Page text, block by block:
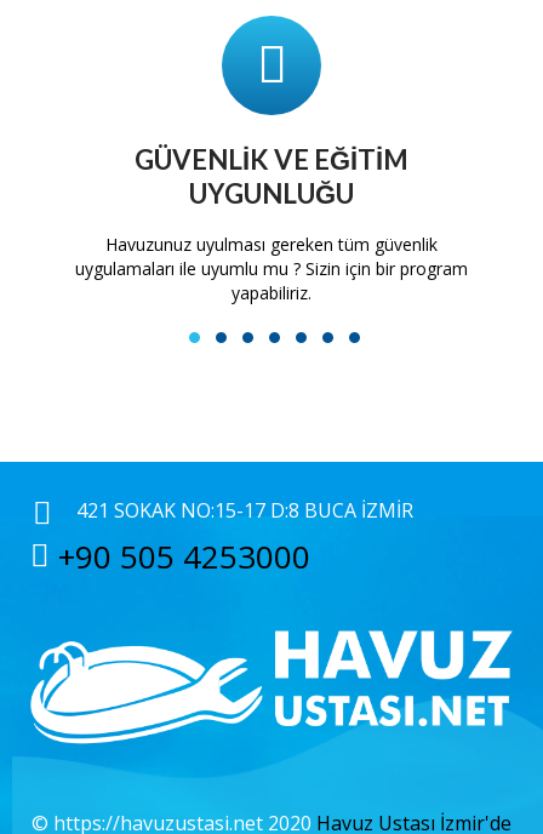
GÜVENLIK VE EĞITIM
UYGUNLUĞU
Havuzunuz uyulması gereken tüm güvenlik
uygulamaları ile uyumlu mu ? Sizin için bir program
yapabiliriz.
1 2 3 4 5 6 7
421 SOKAK NO:15-17 D:8 BUCA İZMIR
+90 505 4253000
© https://havuzustasi.net 2020 Havuz Ustası İzmir'de